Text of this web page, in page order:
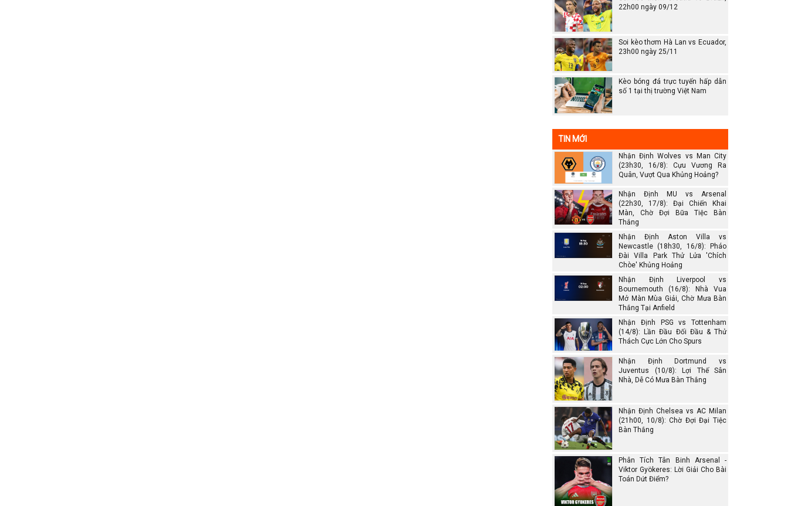
22h00 ngày 09/12
Soi kèo thơm Hà Lan vs Ecuador,
23h00 ngày 25/11
Kèo bóng đá trực tuyến hấp dẫn
số 1 tại thị trường Việt Nam
TIN MỚI
Nhận Định Wolves vs Man City
(23h30, 16/8): Cựu Vương Ra
Quân, Vượt Qua Khủng Hoảng?
Nhận Định MU vs Arsenal
(22h30, 17/8): Đại Chiến Khai
Màn, Chờ Đợi Bữa Tiệc Bàn
Thắng
Nhận Định Aston Villa vs
Newcastle (18h30, 16/8): Pháo
Đài Villa Park Thử Lửa 'Chích
Chòe' Khủng Hoảng
Nhận Định Liverpool vs
Bournemouth (16/8): Nhà Vua
Mở Màn Mùa Giải, Chờ Mưa Bàn
Thắng Tại Anfield
Nhận Định PSG vs Tottenham
(14/8): Lần Đầu Đối Đầu & Thử
Thách Cực Lớn Cho Spurs
Nhận Định Dortmund vs
Juventus (10/8): Lợi Thế Sân
Nhà, Dễ Có Mưa Bàn Thắng
Nhận Định Chelsea vs AC Milan
(21h00, 10/8): Chờ Đợi Đại Tiệc
Bàn Thắng
Phân Tích Tân Binh Arsenal -
Viktor Gyökeres: Lời Giải Cho Bài
Toán Dứt Điểm?